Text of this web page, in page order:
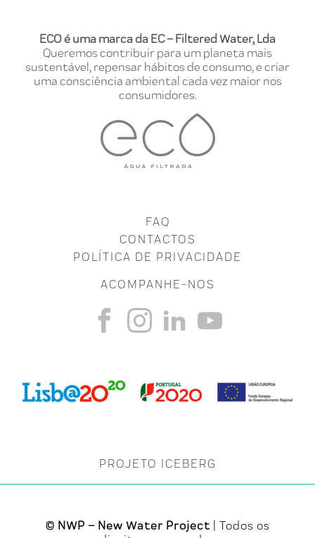
ECO é uma marca da EC – Filtered Water, Lda
Queremos contribuir para um planeta mais
sustentável, repensar hábitos de consumo, e criar
uma consciência ambiental cada vez maior nos
consumidores.
FAQ
CONTACTOS
POLÍTICA DE PRIVACIDADE
ACOMPANHE-NOS
PROJETO ICEBERG
© NWP – New Water Project| Todos os